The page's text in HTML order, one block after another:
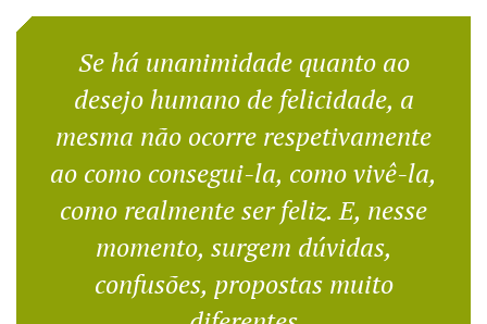
Se há unanimidade quanto ao
desejo humano de felicidade, a
mesma não ocorre respetivamente
ao como consegui-la, como vivê-la,
como realmente ser feliz. E, nesse
momento, surgem dúvidas,
confusões, propostas muito